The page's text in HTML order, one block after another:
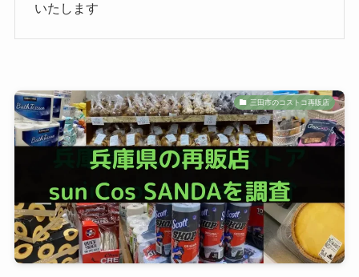
いたします
三田市のコストコ再販店